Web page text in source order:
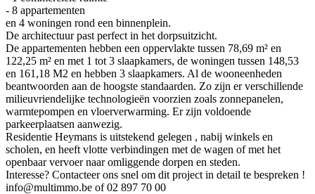
- 8 appartementen
en 4 woningen rond een binnenplein.
De architectuur past perfect in het dorpsuitzicht.
De appartementen hebben een oppervlakte tussen 78,69 m² en
122,25 m² en met 1 tot 3 slaapkamers, de woningen tussen 148,53
en 161,18 M2 en hebben 3 slaapkamers. Al de wooneenheden
beantwoorden aan de hoogste standaarden. Zo zijn er verschillende
milieuvriendelijke technologieën voorzien zoals zonnepanelen,
warmtepompen en vloerverwarming. Er zijn voldoende
parkeerplaatsen aanwezig.
Residentie Heymans is uitstekend gelegen , nabij winkels en
scholen, en heeft vlotte verbindingen met de wagen of met het
openbaar vervoer naar omliggende dorpen en steden.
Interesse? Contacteer ons snel om dit project in detail te bespreken !
info@multimmo.be of 02 897 70 00